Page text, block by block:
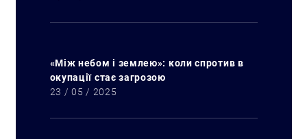
«Між небом і землею»: коли спротив в
окупації стає загрозою
23 / 05 / 2025